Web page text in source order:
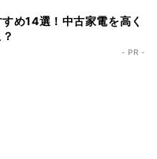
め14選！中古家電を高く
- PR -